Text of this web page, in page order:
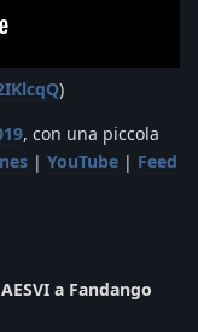
)
, con una piccola
| YouTube | Feed
a Fandango